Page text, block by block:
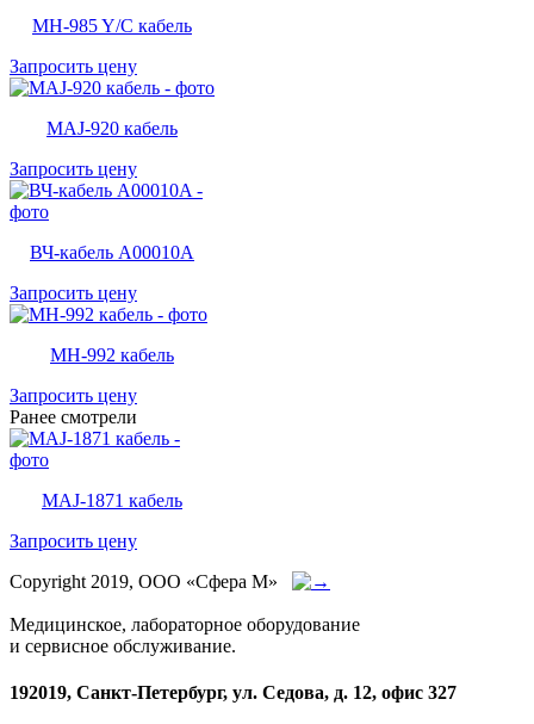
MH-985 Y/C кабель
Запросить цену
MAJ-920 кабель
Запросить цену
ВЧ-кабель A00010A
Запросить цену
MH-992 кабель
Запросить цену
Ранее смотрели
MAJ-1871 кабель
Запросить цену
Copyright 2019, ООО «Сфера М»
Медицинское, лабораторное оборудование
и сервисное обслуживание.
192019, Санкт-Петербург, ул. Седова, д. 12, офис 327